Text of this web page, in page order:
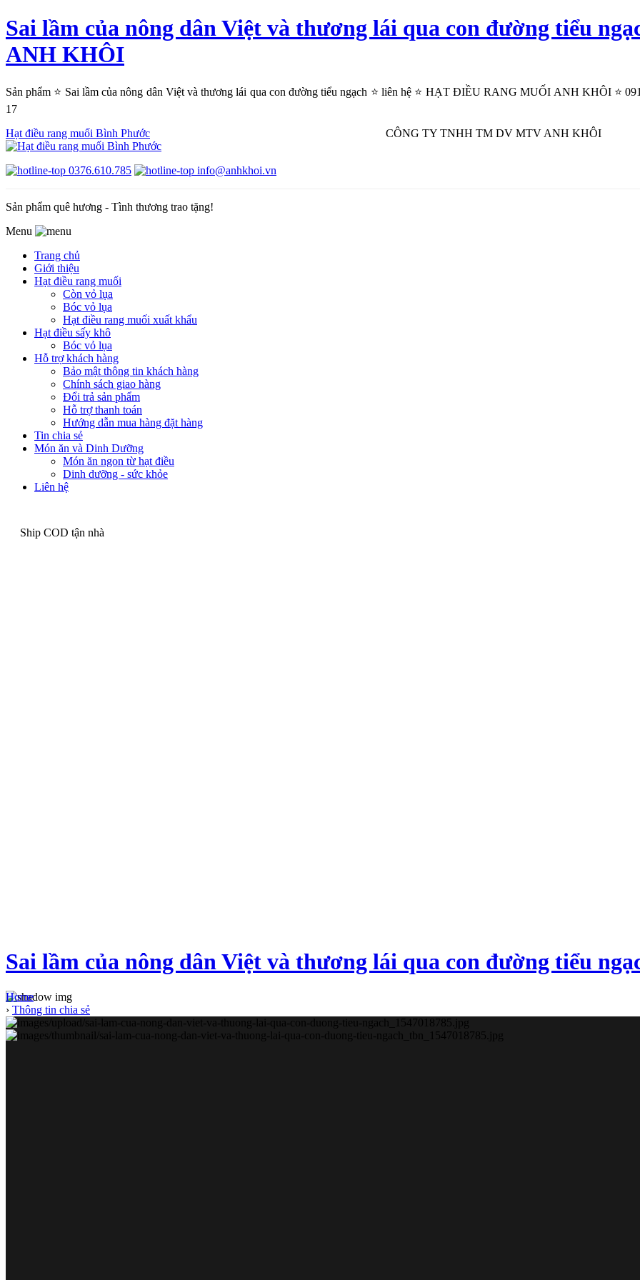
Sai lầm của nông dân Việt và thương lái qua con đường tiểu
ANH KHÔI
Sản phẩm ⭐ Sai lầm của nông dân Việt và thương lái qua con đường tiểu ngạch ⭐ liên hệ ⭐ HẠT ĐIỀU RANG MUỐI ANH KHÔI ⭐
17
Hạt điều rang muối Bình Phước
CÔNG TY TNHH TM DV MTV ANH KHÔI
0376.610.785 info@anhkhoi.vn
Sản phẩm quê hương - Tình thương trao tặng!
Menu
Trang chủ
Giới thiệu
Hạt điều rang muối
Còn vỏ lụa
Bóc vỏ lụa
Hạt điều rang muối xuất khẩu
Hạt điều sấy khô
Bóc vỏ lụa
Hỗ trợ khách hàng
Bảo mật thông tin khách hàng
Chính sách giao hàng
Đổi trả sản phẩm
Hỗ trợ thanh toán
Hướng dẫn mua hàng đặt hàng
Tin chia sẻ
Món ăn và Dinh Dưỡng
Món ăn ngon từ hạt điều
Dinh dưỡng - sức khỏe
Liên hệ
Ship COD tận nhà
Sai lầm của nông dân Việt và thương lái qua con đường tiểu
Home
› Thông tin chia sẻ